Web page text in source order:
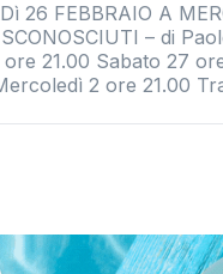
26 FEBBRAIO A
– di
21.00 Sabato 27
2 ore 21.00